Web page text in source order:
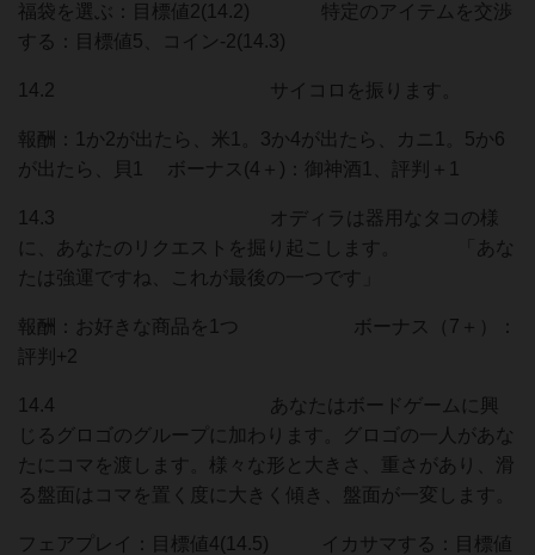
福袋を選ぶ：目標値2(14.2) 特定のアイテムを交渉
する：目標値5、コイン-2(14.3)
14.2 サイコロを振ります。
報酬：1か2が出たら、米1。3か4が出たら、カニ1。5か6
が出たら、貝1 ボーナス(4＋)：御神酒1、評判＋1
14.3 オディラは器用なタコの様
に、あなたのリクエストを掘り起こします。 「あな
たは強運ですね、これが最後の一つです」
報酬：お好きな商品を1つ ボーナス（7＋）：
評判+2
14.4 あなたはボードゲームに興
じるグロゴのグループに加わります。グロゴの一人があな
たにコマを渡します。様々な形と大きさ、重さがあり、滑
る盤面はコマを置く度に大きく傾き、盤面が一変します。
フェアプレイ：目標値4(14.5) イカサマする：目標値